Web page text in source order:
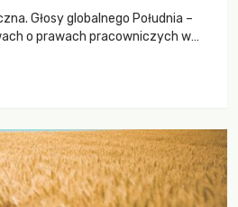
Głosy globalnego Południa –
o prawach pracowniczych w